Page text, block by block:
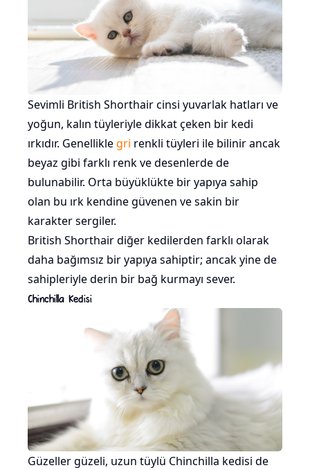
Sevimli British Shorthair cinsi yuvarlak hatları ve
yoğun, kalın tüyleriyle dikkat çeken bir kedi
ırkıdır. Genelliklegri renkli tüyleri ile bilinir ancak
beyaz gibi farklı renk ve desenlerde de
bulunabilir. Orta büyüklükte bir yapıya sahip
olan bu ırk kendine güvenen ve sakin bir
karakter sergiler.
British Shorthair diğer kedilerden farklı olarak
daha bağımsız bir yapıya sahiptir; ancak yine de
sahipleriyle derin bir bağ kurmayı sever.
Chinchilla Kedisi
Güzeller güzeli, uzun tüylü Chinchilla kedisi de